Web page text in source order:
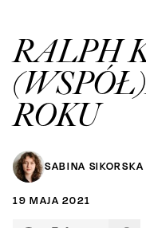
RALPH
ROKU
SABINA SIKORSKA
19 MAJA 2021